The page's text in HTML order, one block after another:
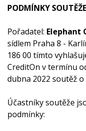
PODMÍNKY SOUTĚŽE
Pořadatel: Elephant
sídlem Praha 8 -
186 00 tímto
CreditOn v termínu
dubna 2022 soutěž o
Účastníky soutěže
podmínky: